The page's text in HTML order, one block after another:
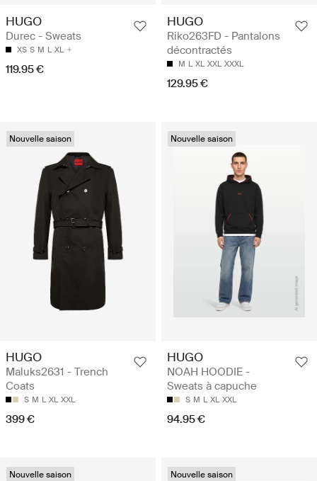
HUGO
Durec - Sweats
XS S M L XL
119.95 €
HUGO
Riko263FD - Pantalons
décontractés
M L XL XXL XXXL
129.95 €
Nouvelle saison
HUGO
Maluks2631 - Trench
Coats
S M L XL XXL
399 €
Nouvelle saison
HUGO
NOAH HOODIE -
Sweats à capuche
S M L XL XXL
94.95 €
Nouvelle saison Nouvelle saison